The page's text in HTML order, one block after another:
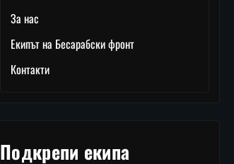
За нас
Екипът на Бесарабски фронт
Контакти
Подкрепи екипа